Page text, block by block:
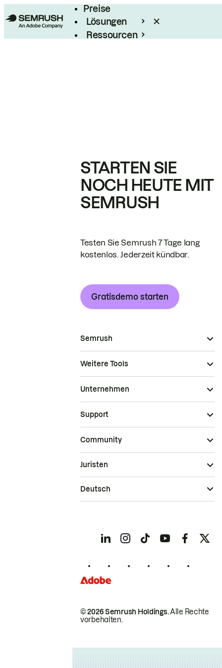
Preise
Lösungen
Ressourcen
STARTEN SIE
NOCH HEUTE MIT
SEMRUSH
Testen Sie Semrush 7 Tage lang
kostenlos. Jederzeit kündbar.
Gratisdemo starten
Semrush
Weitere Tools
Unternehmen
Support
Community
© 2026 Semrush Holdings.Alle Rechte
vorbehalten.
Juristen
Deutsch